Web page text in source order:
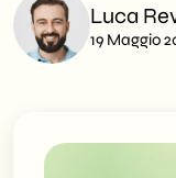
Luca
19 Maggio